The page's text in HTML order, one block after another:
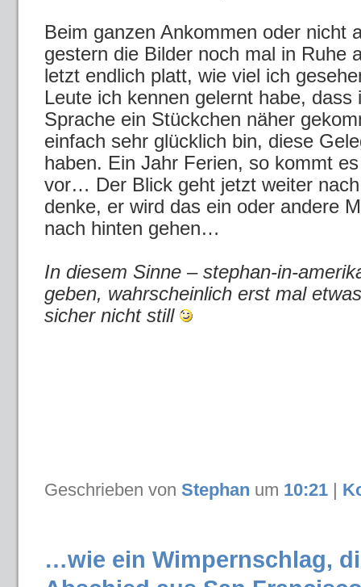
Beim ganzen Ankommen oder nicht
gestern die Bilder noch mal in Ruhe
letzt endlich platt, wie viel ich
Leute ich kennen gelernt habe, dass
Sprache ein Stückchen näher
einfach sehr glücklich bin, diese
haben. Ein Jahr Ferien, so kommt
vor… Der Blick geht jetzt weiter
denke, er wird das ein oder andere
nach hinten gehen…
In diesem Sinne – stephan-in-
geben, wahrscheinlich erst mal
sicher nicht still
Geschrieben von Stephan um 10:21
…wie ein Wimpernschlag,